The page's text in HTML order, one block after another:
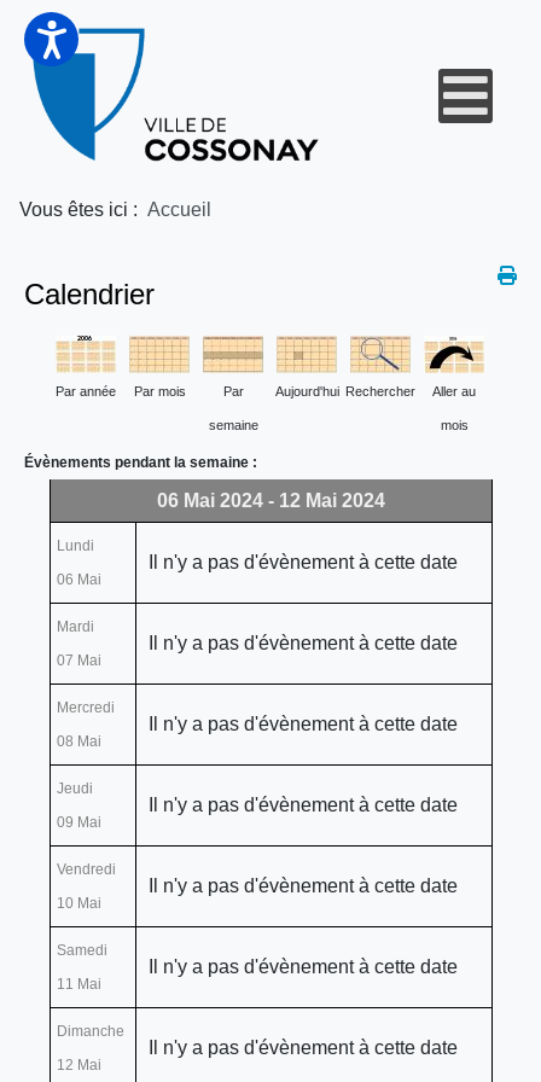
Vous êtes ici : Accueil
Calendrier
Par année Par mois Par
semaine
Aujourd'hui Rechercher Aller au
mois
Évènements pendant la semaine :
06 Mai 2024 - 12 Mai 2024
Lundi
06 Mai
Il n'y a pas d'évènement à cette date
Mardi
07 Mai
Il n'y a pas d'évènement à cette date
Mercredi
08 Mai
Il n'y a pas d'évènement à cette date
Jeudi
09 Mai
Il n'y a pas d'évènement à cette date
Vendredi
10 Mai
Il n'y a pas d'évènement à cette date
Samedi
11 Mai
Il n'y a pas d'évènement à cette date
Dimanche
12 Mai
Il n'y a pas d'évènement à cette date